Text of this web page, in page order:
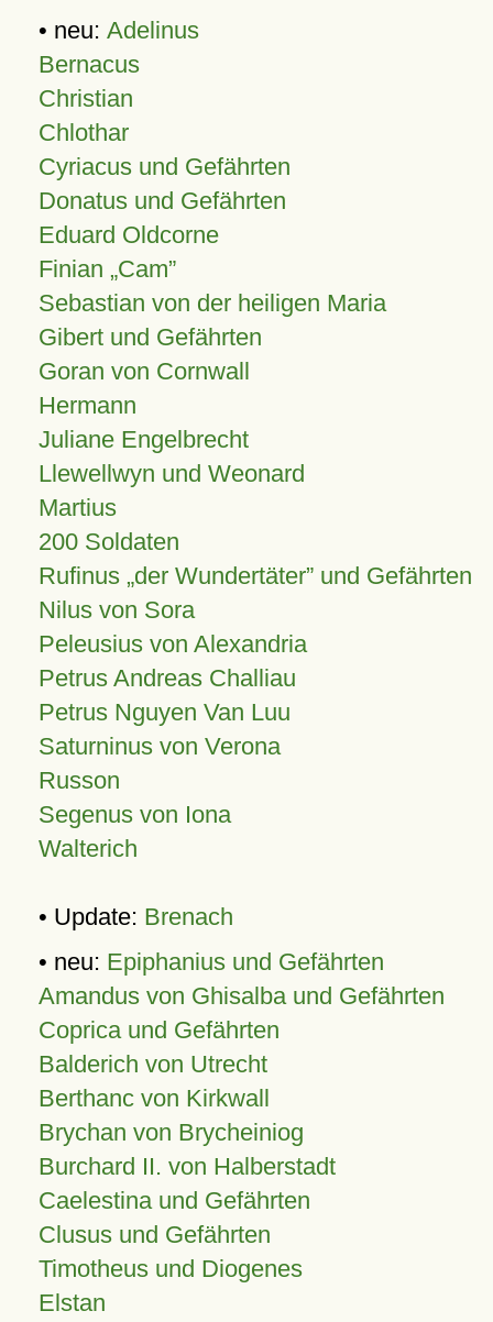
• neu: Adelinus
Bernacus
Christian
Chlothar
Cyriacus und Gefährten
Donatus und Gefährten
Eduard Oldcorne
Finian Cam
Sebastian von der heiligen Maria
Gibert und Gefährten
Goran von Cornwall
Hermann
Juliane Engelbrecht
Llewellwyn und Weonard
Martius
200 Soldaten
Rufinus „der Wundertäter” und Gefährten
Nilus von Sora
Peleusius von Alexandria
Petrus Andreas Challiau
Petrus Nguyen Van Luu
Saturninus von Verona
Russon
Segenus von Iona
Walterich
• Update: Brenach
• neu: Epiphanius und Gefährten
Amandus von Ghisalba und Gefährten
Coprica und Gefährten
Balderich von Utrecht
Berthanc von Kirkwall
Brychan von Brycheiniog
Burchard II. von Halberstadt
Caelestina und Gefährten
Clusus und Gefährten
Timotheus und Diogenes
Elstan